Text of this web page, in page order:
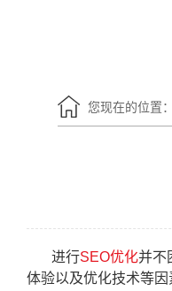
您现在的位置：
进行SEO优化并不
体验以及优化技术等因